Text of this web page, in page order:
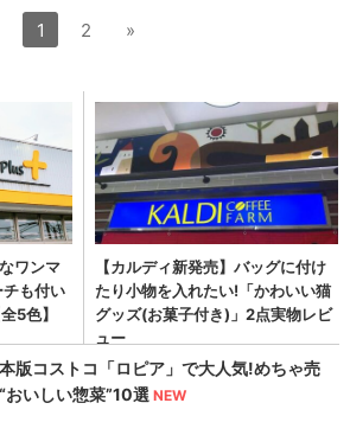
1 2 »